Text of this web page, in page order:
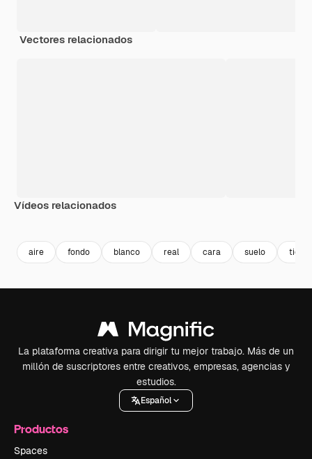
Vectores relacionados
Vídeos relacionados
aire fondo blanco real cara suelo tierra
La plataforma creativa para dirigir tu mejor trabajo. Más de un
millón de suscriptores entre creativos, empresas, agencias y
estudios.
Español
Productos
Spaces